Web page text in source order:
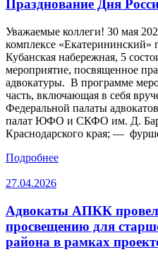
Празднование Дня
Уважаемые коллеги! 30 мая
комплексе «Екатерининский»
Кубанская набережная, 5
мероприятие, посвященное
адвокатуры. В программе
часть, включающая в себя
Федеральной палаты
палат ЮФО и СКФО им. Д.
Краснодарского края; —
Подробнее
27.04.2026
Адвокаты АПКК
просвещению для
района в рамках